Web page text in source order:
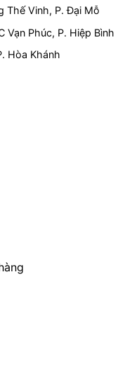
Cabernet
hảo cho những ai
– vùng đất rượu
hàng và người
Thế Vinh, P. Đại Mỗ
Vạn Phúc, P. Hiệp Bình
Hòa Khánh